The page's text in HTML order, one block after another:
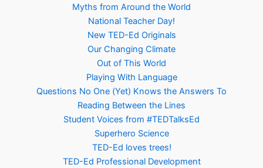
Myths from Around the World
National Teacher Day!
New TED-Ed Originals
Our Changing Climate
Out of This World
Playing With Language
Questions No One (Yet) Knows the Answers To
Reading Between the Lines
Student Voices from #TEDTalksEd
Superhero Science
TED-Ed loves trees!
TED-Ed Professional Development